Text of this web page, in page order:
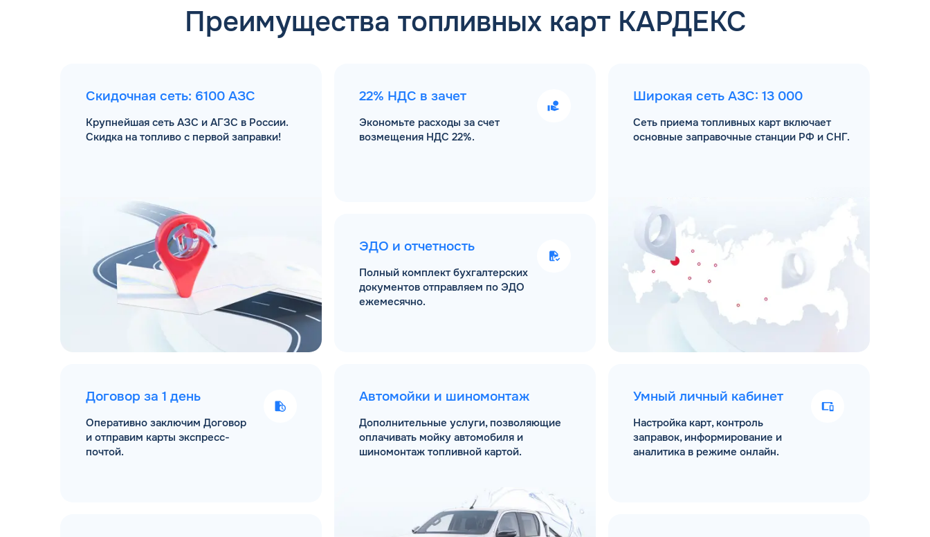
Преимущества топливных карт КАРДЕКС
Скидочная сеть: 6100 АЗС
Крупнейшая сеть АЗС и АГЗС в России.
Скидка на топливо с первой заправки!
Договор за 1 день
Оперативно заключим Договор
и отправим карты экспресс-
почтой.
22% НДС в зачет
Экономьте расходы за счет
возмещения НДС 22%.
ЭДО и отчетность
Полный комплект бухгалтерских
документов отправляем по ЭДО
ежемесячно.
Автомойки и шиномонтаж
Дополнительные услуги, позволяющие
оплачивать мойку автомобиля и
шиномонтаж топливной картой.
Широкая сеть АЗС: 13 000
Сеть приема топливных карт включает
основные заправочные станции РФ и СНГ.
Умный личный кабинет
Настройка карт, контроль
заправок, информирование и
аналитика в режиме онлайн.